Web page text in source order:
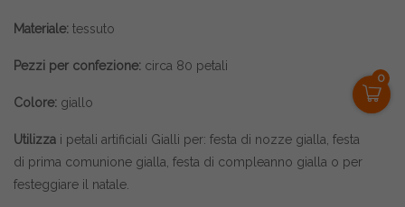
0
Materiale: tessuto
Pezzi per confezione: circa 80 petali
Colore: giallo
Utilizza i petali artificiali Gialli per: festa di nozze gialla, festa
di prima comunione gialla, festa di compleanno gialla o per
festeggiare il natale.